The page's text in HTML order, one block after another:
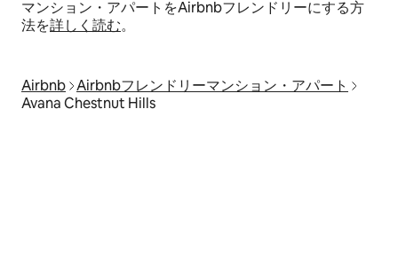
マンション・アパートをAirbnbフレンドリーにする方
法を詳しく読む。
Airbnb Airbnbフレンドリーマンション・アパート
Avana Chestnut Hills